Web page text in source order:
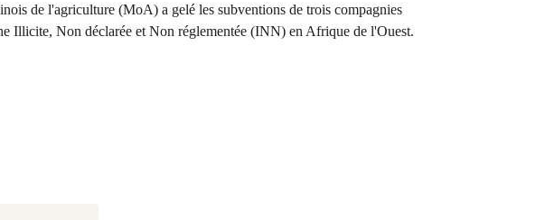
de l'agriculture (MoA) a gelé les subventions de trois compagnies
Illicite, Non déclarée et Non réglementée (INN) en Afrique de l'Ouest.